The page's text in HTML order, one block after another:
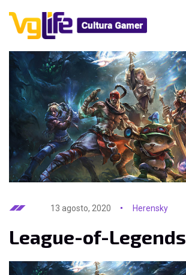
13 agosto, 2020 Herensky
League-of-Legends